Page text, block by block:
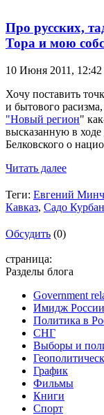
Про русских,
Тора и мою
10 Июня 2011, 12:42
Хочу поставить
и бытового
"Новый регион"
высказанную в ходе
Белковского о
Читать далее
Теги: Евгений
Кавказ, Садо
Обсудить (0)
страница:
Разделы блога
Government
Имидж России
Политика в
СНГ
Выборы и
График
Фильмы
Книги
Спорт